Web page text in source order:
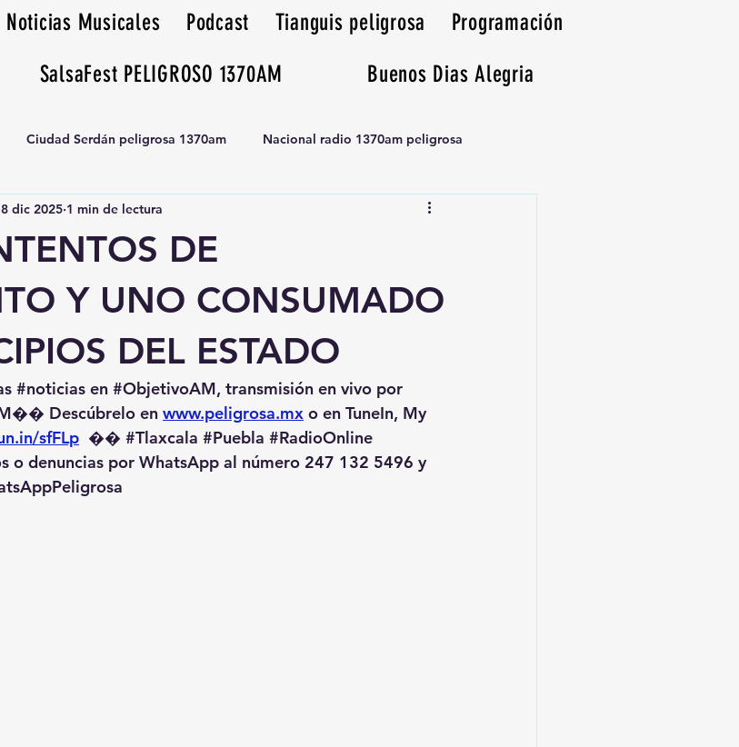
Noticias Musicales Podcast Tianguis peligrosa
Programación
SalsaFest PELIGROSO 1370AM Buenos Dias Alegria
Ciudad Serdán peligrosa 1370am Nacional radio 1370am peligrosa
peligrosa 1370am huamantla
DE
Y UNO CONSUMADO
DEL ESTADO
8 dic 2025 1 min de lectura
#noticias en #ObjetivoAM, transmisión en vivo por
Descúbrelo en www.peligrosa.mx o en TuneIn, My
sfFLp �� #Tlaxcala #Puebla #RadioOnline
o denuncias por WhatsApp al número 247 132 5496 y